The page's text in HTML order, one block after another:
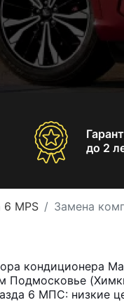
до 2
MPS Замена
кондиционера
6 МПС: низкие